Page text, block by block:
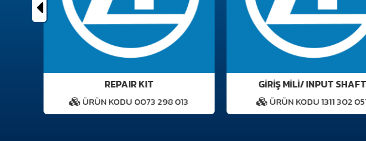
REPAIR KIT
ÜRÜN KODU 0073 298 013
GİRİŞ MİLİ/ INPUT SHAFT
ÜRÜN KODU 1311 302 051